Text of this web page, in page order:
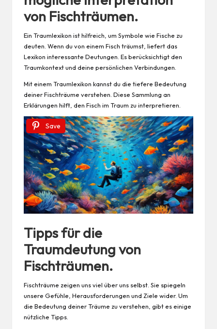
von Fischträumen.
Ein Traumlexikon ist hilfreich, um Symbole wie Fische zu
deuten. Wenn du von einem Fisch träumst, liefert das
Lexikon interessante Deutungen. Es berücksichtigt den
Traumkontext und deine persönlichen Verbindungen.
Mit einem Traumlexikon kannst du die tiefere Bedeutung
deiner Fischträume verstehen. Diese Sammlung an
Erklärungen hilft, den Fisch im Traum zu interpretieren.
Save
Tipps für die
Traumdeutung von
Fischträumen.
Fischträume zeigen uns viel über uns selbst. Sie spiegeln
unsere Gefühle, Herausforderungen und Ziele wider. Um
die Bedeutung deiner Träume zu verstehen, gibt es einige
nützliche Tipps.